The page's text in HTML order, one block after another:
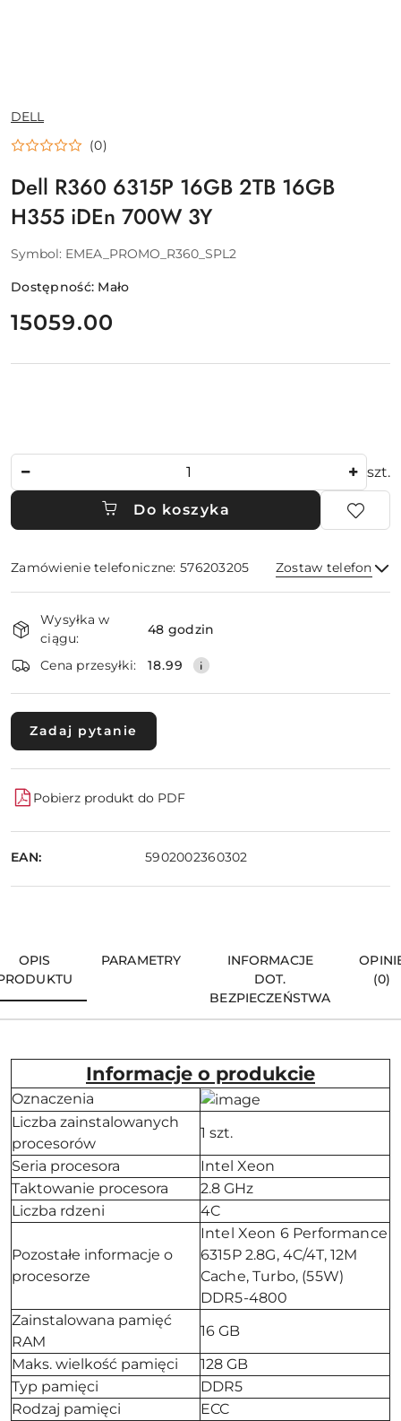
NAZWA
PRODUCENTA:
DELL
(0)
Dell R360 6315P 16GB 2TB 16GB
H355 iDEn 700W 3Y
Symbol: EMEA_PROMO_R360_SPL2
Dostępność: Mało
cena:
15059.00
szt.
Do koszyka
Zamówienie telefoniczne: 576203205 Zostaw telefon
i
dostawa
Wysyłka w
ciągu:
48 godzin
Cena przesyłki: 18.99
Zadaj pytanie
Pobierz produkt do PDF
EAN: 5902002360302
OPIS
PARAMETRY
INFORMACJE
DOT.
BEZPIECZEŃSTWA
(0)
Informacje o produkcie
Oznaczenia
Liczba zainstalowanych
procesorów
1 szt.
Seria procesora
Intel Xeon
Taktowanie procesora
2.8 GHz
Liczba rdzeni
4C
Pozostałe informacje o
procesorze
Intel Xeon 6 Performance
6315P 2.8G, 4C/4T, 12M
Cache, Turbo, (55W)
DDR5-4800
Zainstalowana pamięć
RAM
16 GB
Maks. wielkość pamięci
128 GB
Typ pamięci
DDR5
Rodzaj pamięci
ECC